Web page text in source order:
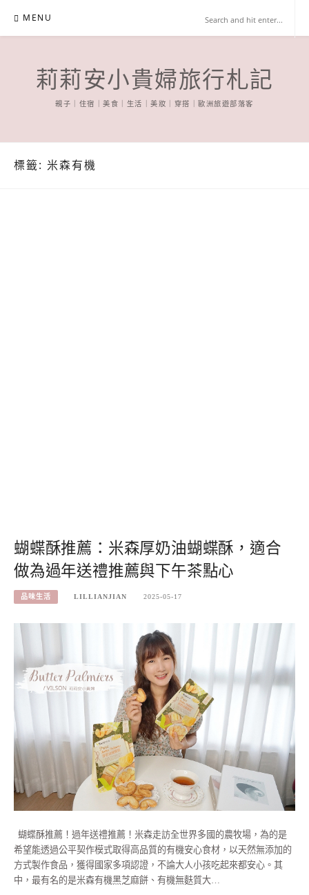
content
MENU
莉莉安小貴婦旅行札記
親子｜住宿｜美食｜生活｜美妝｜穿搭｜歐洲旅遊部落客
標籤: 米森有機
蝴蝶酥推薦：米森厚奶油蝴蝶酥，適合
做為過年送禮推薦與下午茶點心
品味生活 LILLIANJIAN 2025-05-17
蝴蝶酥推薦！過年送禮推薦！米森走訪全世界多國的農牧場，為的是
希望能透過公平契作模式取得高品質的有機安心食材，以天然無添加的
方式製作食品，獲得國家多項認證，不論大人小孩吃起來都安心。其
中，最有名的是米森有機黑芝麻餅、有機無麩質大…